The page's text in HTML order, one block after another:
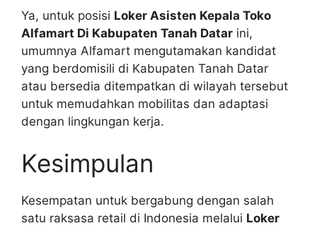
Ya, untuk posisi Loker Asisten Kepala Toko
Alfamart Di Kabupaten Tanah Datar ini,
umumnya Alfamart mengutamakan kandidat
yang berdomisili di Kabupaten Tanah Datar
atau bersedia ditempatkan di wilayah tersebut
untuk memudahkan mobilitas dan adaptasi
dengan lingkungan kerja.
Kesimpulan
Kesempatan untuk bergabung dengan salah
satu raksasa retail di Indonesia melalui Loker